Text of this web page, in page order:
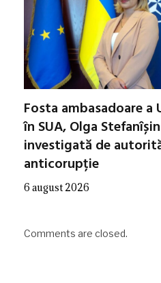
Fosta ambasadoare a
în SUA, Olga
investigată de
anticorupție
6 august 2026
Comments are closed.